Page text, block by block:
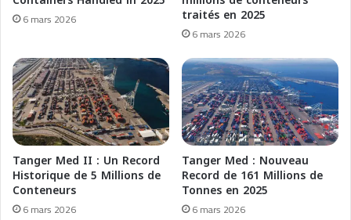
a
-
a
n
g
e
r
i
n
s
o
l
u
d
a
M
a
r
i
t
6 mars 2026 traités en 2025
6 mars 2026
Tanger Med II : Un Record
Historique de 5 Millions de
Conteneurs
6 mars 2026
Tanger Med : Nouveau
Record de 161 Millions de
Tonnes en 2025
6 mars 2026